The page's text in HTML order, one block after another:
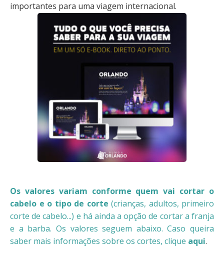
importantes para uma viagem internacional.
Os valores variam conforme quem vai cortar o
cabelo e o tipo de corte (crianças, adultos, primeiro
corte de cabelo...) e há ainda a opção de cortar a franja
e a barba. Os valores seguem abaixo. Caso queira
saber mais informações sobre os cortes, clique aqui.